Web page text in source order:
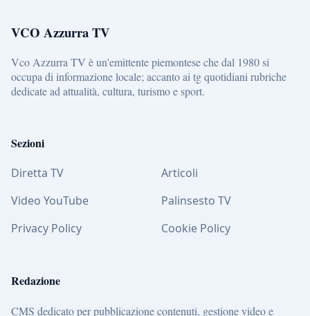
VCO Azzurra TV
Vco Azzurra TV è un'emittente piemontese che dal 1980 si
occupa di informazione locale; accanto ai tg quotidiani rubriche
dedicate ad attualità, cultura, turismo e sport.
Sezioni
Diretta TV
Articoli
Video YouTube
Palinsesto TV
Privacy Policy
Cookie Policy
Redazione
CMS dedicato per pubblicazione contenuti, gestione video e